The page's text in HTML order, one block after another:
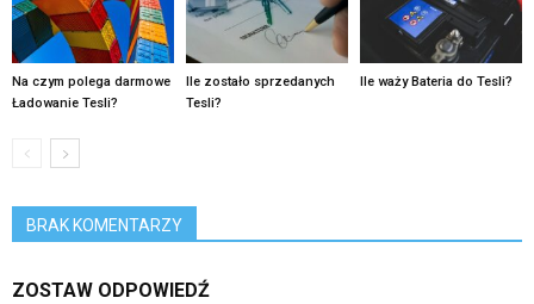
Na czym polega darmowe
Ładowanie Tesli?
Ile zostało sprzedanych
Tesli?
Ile waży Bateria do Tesli?
BRAK KOMENTARZY
ZOSTAW ODPOWIEDŹ